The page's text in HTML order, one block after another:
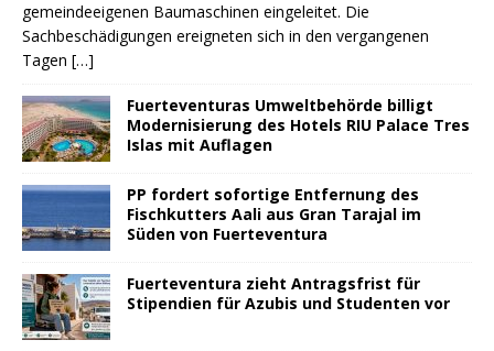
gemeindeeigenen Baumaschinen eingeleitet. Die
Sachbeschädigungen ereigneten sich in den vergangenen
Tagen […]
Fuerteventuras Umweltbehörde billigt
Modernisierung des Hotels RIU Palace Tres
Islas mit Auflagen
PP fordert sofortige Entfernung des
Fischkutters Aali aus Gran Tarajal im
Süden von Fuerteventura
Fuerteventura zieht Antragsfrist für
Stipendien für Azubis und Studenten vor